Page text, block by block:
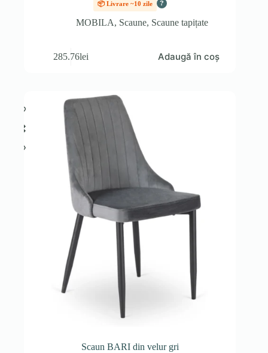
📦 Livrare ~10 zile ?
MOBILA, Scaune, Scaune tapițate
285.76lei Adaugă în coș
Scaun BARI din velur gri